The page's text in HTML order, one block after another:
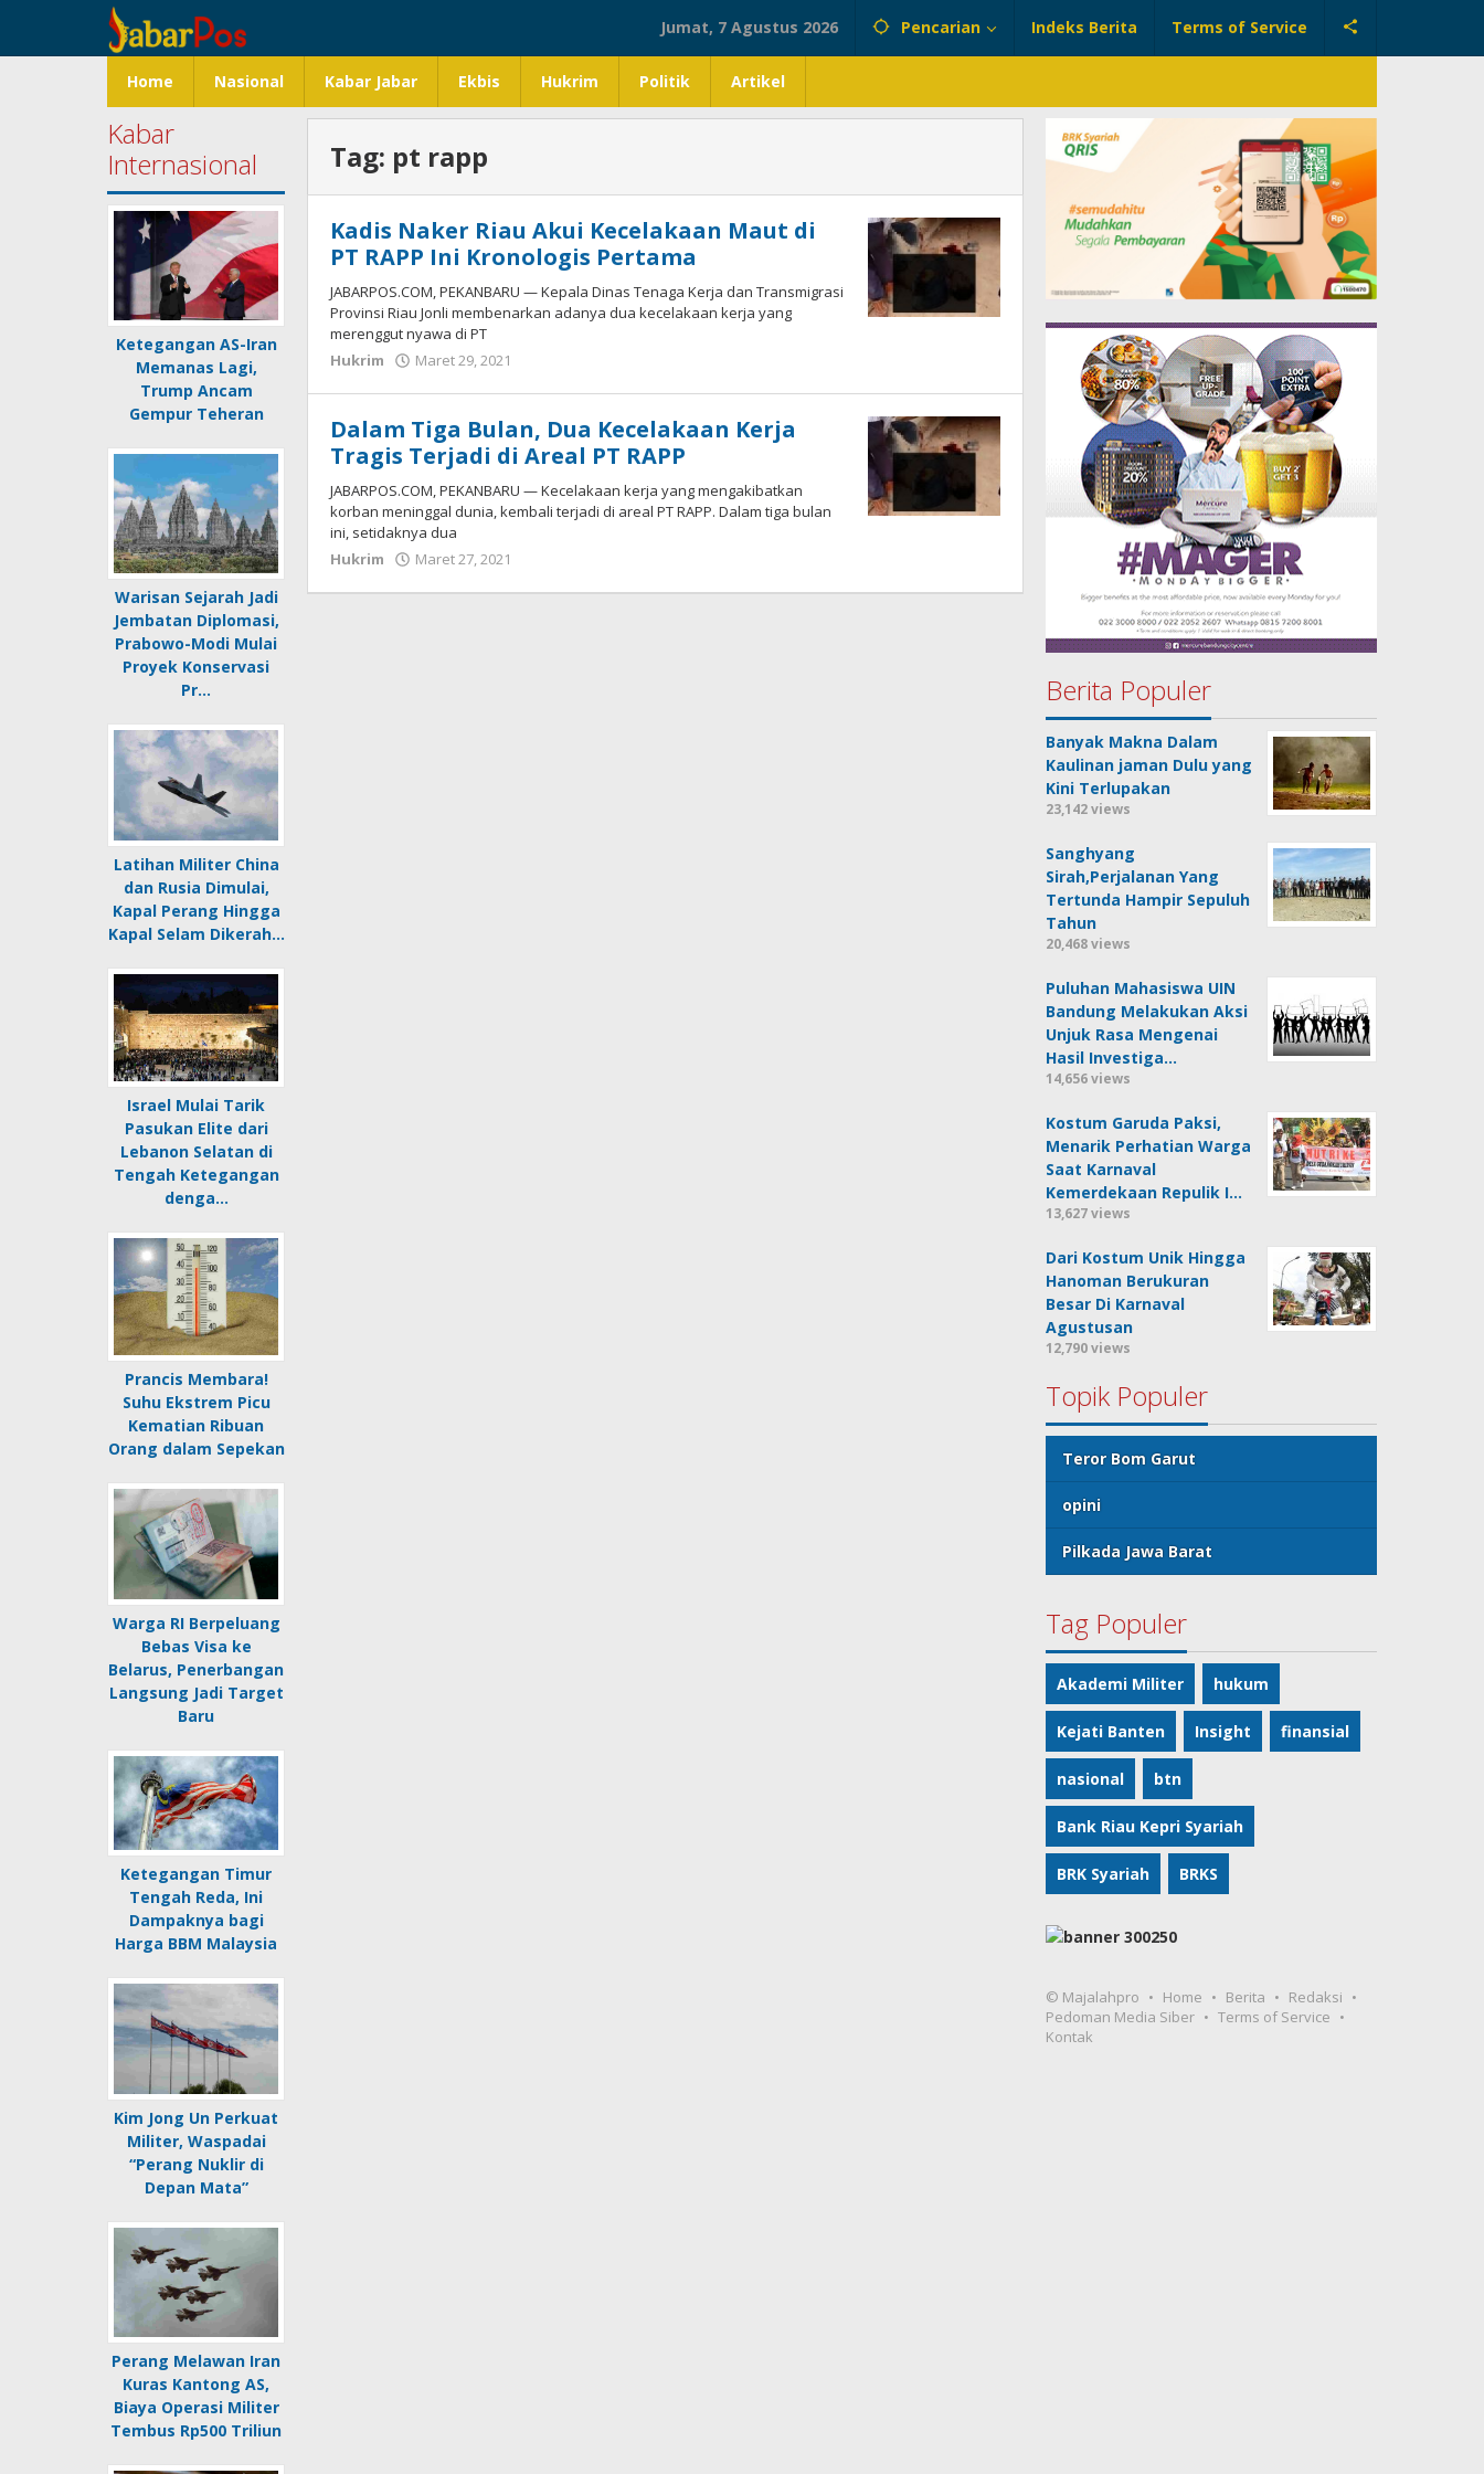
konten
Jumat, 7 Agustus 2026 Pencarian Indeks Berita Terms of Service
Home Nasional Kabar Jabar Ekbis Hukrim Politik Artikel
Kabar
Internasional
Ketegangan AS-Iran
Memanas Lagi,
Trump Ancam
Gempur Teheran
Warisan Sejarah Jadi
Jembatan Diplomasi,
Prabowo-Modi Mulai
Proyek Konservasi
Pr…
Latihan Militer China
dan Rusia Dimulai,
Kapal Perang Hingga
Kapal Selam Dikerah…
Israel Mulai Tarik
Pasukan Elite dari
Lebanon Selatan di
Tengah Ketegangan
denga…
Prancis Membara!
Suhu Ekstrem Picu
Kematian Ribuan
Orang dalam Sepekan
Warga RI Berpeluang
Bebas Visa ke
Belarus, Penerbangan
Langsung Jadi Target
Baru
Ketegangan Timur
Tengah Reda, Ini
Dampaknya bagi
Harga BBM Malaysia
Kim Jong Un Perkuat
Militer, Waspadai
“Perang Nuklir di
Depan Mata”
Perang Melawan Iran
Kuras Kantong AS,
Biaya Operasi Militer
Tembus Rp500 Triliun
Tag: pt rapp
Kadis Naker Riau Akui Kecelakaan Maut di
PT RAPP Ini Kronologis Pertama
JABARPOS.COM, PEKANBARU — Kepala Dinas Tenaga Kerja dan Transmigrasi
Provinsi Riau Jonli membenarkan adanya dua kecelakaan kerja yang
merenggut nyawa di PT
Hukrim
Maret 29, 2021
Dalam Tiga Bulan, Dua Kecelakaan Kerja
Tragis Terjadi di Areal PT RAPP
JABARPOS.COM, PEKANBARU — Kecelakaan kerja yang mengakibatkan
korban meninggal dunia, kembali terjadi di areal PT RAPP. Dalam tiga bulan
ini, setidaknya dua
Hukrim
Maret 27, 2021
Berita Populer
Banyak Makna Dalam
Kaulinan jaman Dulu yang
Kini Terlupakan
23,142 views
Sanghyang
Sirah,Perjalanan Yang
Tertunda Hampir Sepuluh
Tahun
20,468 views
Puluhan Mahasiswa UIN
Bandung Melakukan Aksi
Unjuk Rasa Mengenai
Hasil Investiga…
14,656 views
Kostum Garuda Paksi,
Menarik Perhatian Warga
Saat Karnaval
Kemerdekaan Repulik I…
13,627 views
Dari Kostum Unik Hingga
Hanoman Berukuran
Besar Di Karnaval
Agustusan
12,790 views
Topik Populer
Teror Bom Garut
opini
Pilkada Jawa Barat
Tag Populer
Akademi Militer hukum
Kejati Banten Insight finansial
nasional btn
Bank Riau Kepri Syariah
BRK Syariah BRKS
© Majalahpro Home Berita
Redaksi
Pedoman Media Siber
Terms of Service
Kontak